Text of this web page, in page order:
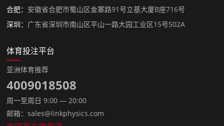
合肥： 安徽省合肥市蜀山区金寨路91号立基大厦B座716号
深圳： 广东省深圳市南山区平山一路大园工业区15号502A
体育投注平台
亚洲体育推荐
4009018508
周一至周日 9:00 — 20:00
邮箱：sales@linkphysics.com